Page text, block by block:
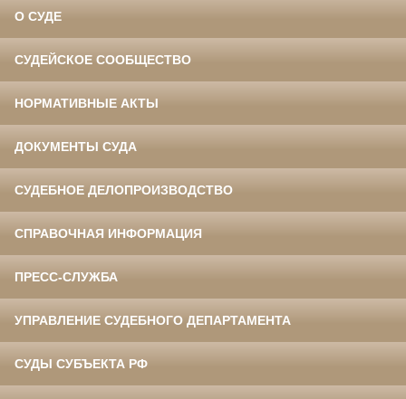
О СУДЕ
СУДЕЙСКОЕ СООБЩЕСТВО
НОРМАТИВНЫЕ АКТЫ
ДОКУМЕНТЫ СУДА
СУДЕБНОЕ ДЕЛОПРОИЗВОДСТВО
СПРАВОЧНАЯ ИНФОРМАЦИЯ
ПРЕСС-СЛУЖБА
УПРАВЛЕНИЕ СУДЕБНОГО ДЕПАРТАМЕНТА
СУДЫ СУБЪЕКТА РФ